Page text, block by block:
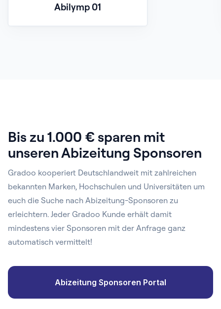
Abilymp 01
Bis zu 1.000 € sparen mit
unseren Abizeitung Sponsoren
Gradoo kooperiert Deutschlandweit mit zahlreichen
bekannten Marken, Hochschulen und Universitäten um
euch die Suche nach Abizeitung-Sponsoren zu
erleichtern. Jeder Gradoo Kunde erhält damit
mindestens vier Sponsoren mit der Anfrage ganz
automatisch vermittelt!
Abizeitung Sponsoren Portal